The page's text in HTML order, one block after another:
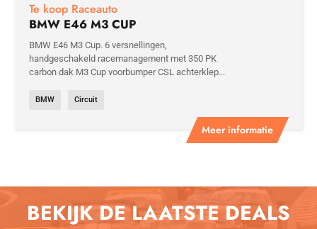
Meer informatie
Te koop Raceauto
BMW E46 M3 CUP
BMW E46 M3 Cup. 6 versnellingen,
handgeschakeld racemanagement met 350 PK
carbon dak M3 Cup voorbumper CSL achterklep...
BMW Circuit
BEKIJK DE LAATSTE DEALS